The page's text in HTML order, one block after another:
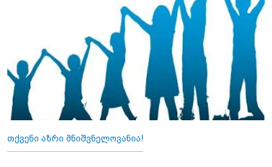
თქვენი აზრი მნიშვნელოვანია!